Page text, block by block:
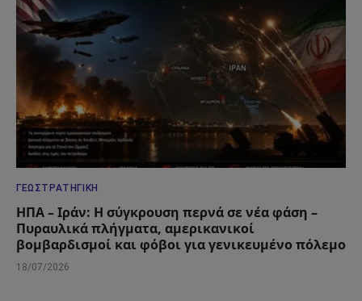
ΓΕΩΣΤΡΑΤΗΓΙΚΉ
ΗΠΑ – Ιράν: Η σύγκρουση περνά σε νέα φάση –
Πυραυλικά πλήγματα, αμερικανικοί
βομβαρδισμοί και φόβοι για γενικευμένο πόλεμο
18/07/2026